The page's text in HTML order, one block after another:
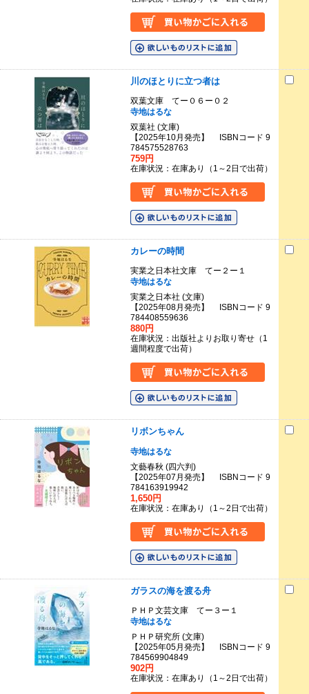
川のほとりに立つ者は
双葉文庫 てー０６ー０２
寺地はるな
双葉社 (文庫)
【2025年10月発売】 ISBNコード 9
784575528763
759円
在庫状況：在庫あり（1～2日で出荷）
カレーの時間
実業之日本社文庫 てー２ー１
寺地はるな
実業之日本社 (文庫)
【2025年08月発売】 ISBNコード 9
784408559636
880円
在庫状況：出版社よりお取り寄せ（1
週間程度で出荷）
リボンちゃん
寺地はるな
文藝春秋 (四六判)
【2025年07月発売】 ISBNコード 9
784163919942
1,650円
在庫状況：在庫あり（1～2日で出荷）
ガラスの海を渡る舟
ＰＨＰ文芸文庫 てー３ー１
寺地はるな
ＰＨＰ研究所 (文庫)
【2025年05月発売】 ISBNコード 9
784569904849
902円
在庫状況：在庫あり（1～2日で出荷）